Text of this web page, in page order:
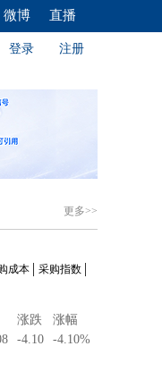
微博 直播
登录 注册